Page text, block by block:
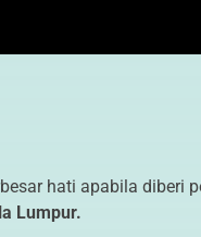
hati apabila diberi
Lumpur.